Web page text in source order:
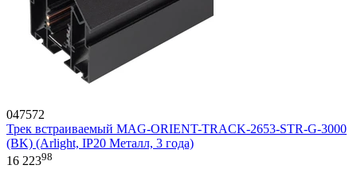
047572
Трек встраиваемый MAG-ORIENT-TRACK-2653-STR-G-3000
(BK) (Arlight, IP20 Металл, 3 года)
16 22398